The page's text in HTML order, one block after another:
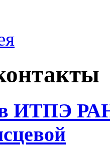
ИТПЭ РАН